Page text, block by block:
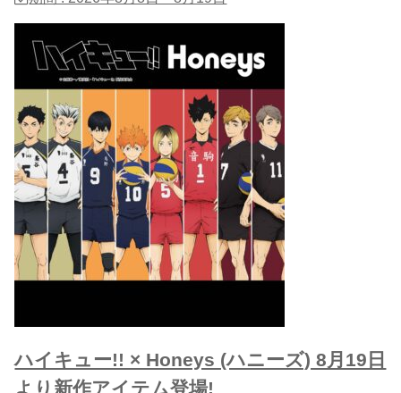
ハイキュー!! × Honeys (ハニーズ) 8月19日
より新作アイテム登場!